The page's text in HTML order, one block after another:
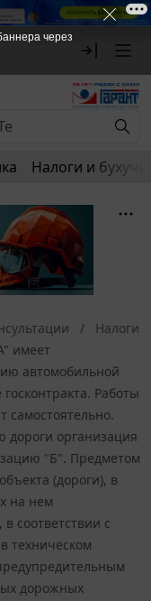
Налоги и
Налоги
имеет
автомобильной
Работы
самостоятельно.
организация
"Б". Предметом
(дороги), в
на нем
соответствии с
техническом
дорожных
через